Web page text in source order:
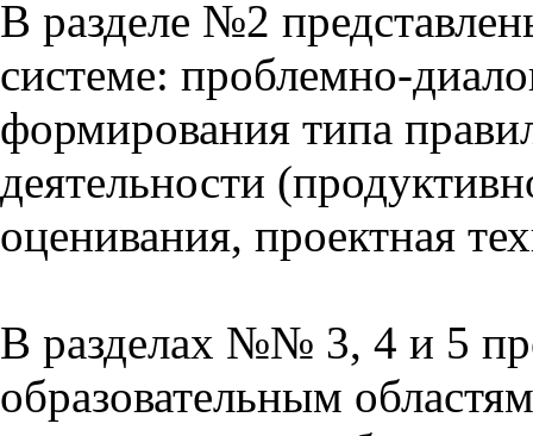
В разделе №2
системе: проблемно-
формирования типа
деятельности
оценивания, проектная
В разделах №№ 3, 4 и 5
образовательным